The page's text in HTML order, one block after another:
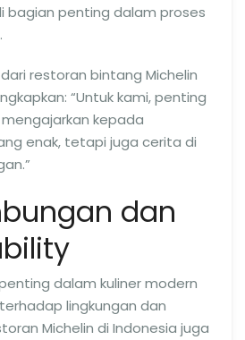
bagian penting dalam proses
dari restoran bintang Michelin
“Untuk kami, penting
kepada
enak, tetapi juga cerita di
dan
dalam kuliner modern
lingkungan dan
Michelin di Indonesia juga